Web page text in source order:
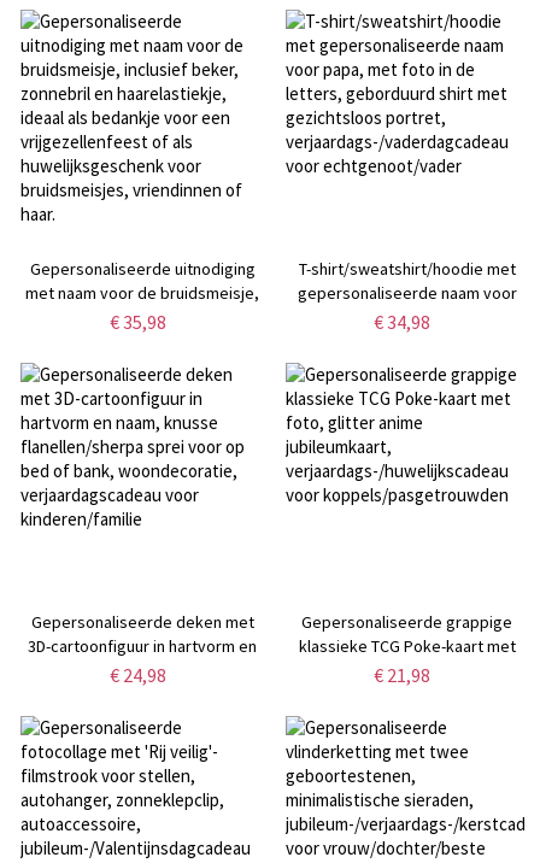
dankbaarheidsdagboek,
verjaardags-/doopcadeau voor
familie/vrienden
kinderkamer,
verjaardags-/huiswarmingscadeau
voor
jongens/dinosaurusliefhebbers/
Gepersonaliseerde uitnodiging
met naam voor de bruidsmeisje,
inclusief beker, zonnebril en
bedankje voor een
vrijgezellenfeest of als
huwelijksgeschenk voor
bruidsmeisjes, vriendinnen of
haar.
€ 35,98
T-shirt/sweatshirt/hoodie met
gepersonaliseerde naam voor
papa, met foto in de letters,
gezichtsloos portret,
verjaardags-/vaderdagcadeau
voor echtgenoot/vader
€ 34,98
Gepersonaliseerde deken met
3D-cartoonfiguur in hartvorm en
naam, knusse flanellen/sherpa
woondecoratie,
verjaardagscadeau voor
kinderen/familie
€ 24,98
Gepersonaliseerde grappige
klassieke TCG Poke-kaart met
foto, glitter anime jubileumkaart,
voor koppels/pasgetrouwden
€ 21,98